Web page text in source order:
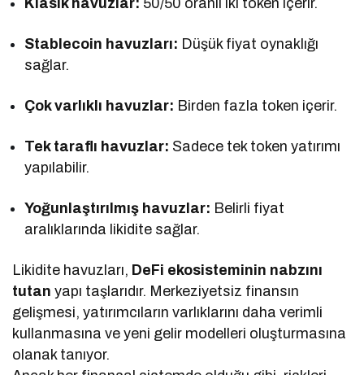
Stablecoin havuzları: Düşük fiyat oynaklığı
sağlar.
Çok varlıklı havuzlar: Birden fazla token içerir.
Tek taraflı havuzlar: Sadece tek token yatırımı
yapılabilir.
Yoğunlaştırılmış havuzlar: Belirli fiyat
aralıklarında likidite sağlar.
Likidite havuzları, DeFi ekosisteminin nabzını
tutan yapı taşlarıdır. Merkeziyetsiz finansın
gelişmesi, yatırımcıların varlıklarını daha verimli
kullanmasına ve yeni gelir modelleri oluşturmasına
olanak tanıyor.